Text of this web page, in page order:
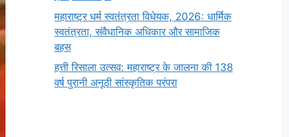
महाराष्ट्र धर्म स्वतंत्रता विधेयक, 2026: धार्मिक
स्वतंत्रता, संवैधानिक अधिकार और सामाजिक
बहस
हत्ती रिसाला उत्सव: महाराष्ट्र के जालना की 138
वर्ष पुरानी अनूठी सांस्कृतिक परंपरा